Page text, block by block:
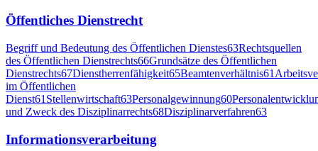
Öffentliches Dienstrecht
Begriff und Bedeutung des Öffentlichen Dienstes63Rechtsquellen
des Öffentlichen Dienstrechts66Grundsätze des Öffentlichen
Dienstrechts67Dienstherrenfähigkeit65Beamtenverhältnis61
im Öffentlichen
Dienst61 Stellenwirtschaft63Personalgewinnung60
und Zweck des Disziplinarrechts68Disziplinarverfahren63
Informationsverarbeitung